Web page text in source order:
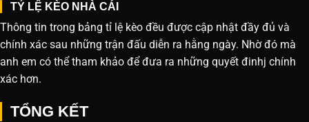
TỶ LỆ KÈO NHÀ CÁI
Thông tin trong bảng tỉ lệ kèo đều được cập nhật đầy đủ và
chính xác sau những trận đấu diễn ra hằng ngày. Nhờ đó mà
anh em có thể tham khảo để đưa ra những quyết đinhj chính
xác hơn.
TỔNG KẾT